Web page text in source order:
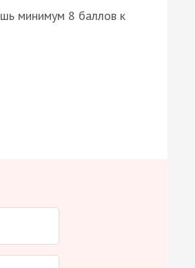
минимум 8 баллов к